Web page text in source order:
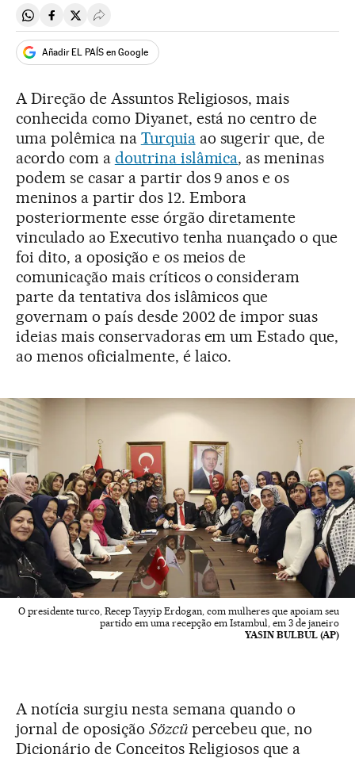
Compartir en Whatsapp
Compartir en Facebook
Compartir en Twitter
Desplegar Redes Sociales
Añadir EL PAÍS en Google
A Direção de Assuntos Religiosos, mais
conhecida como Diyanet, está no centro de
uma polêmica na Turquiaao sugerir que, de
acordo com a doutrina islâmica, as meninas
podem se casar a partir dos 9 anos e os
meninos a partir dos 12. Embora
posteriormente esse órgão diretamente
vinculado ao Executivo tenha nuançado o que
foi dito, a oposição e os meios de
comunicação mais críticos o consideram
parte da tentativa dos islâmicos que
governam o país desde 2002 de impor suas
ideias mais conservadoras em um Estado que,
ao menos oficialmente, é laico.
O presidente turco, Recep Tayyip Erdogan, com mulheres que apoiam seu
partido em uma recepção em Istambul, em 3 de janeiro
YASIN BULBUL (AP)
A notícia surgiu nesta semana quando o
jornal de oposição Sözcüpercebeu que, no
Dicionário de Conceitos Religiosos que a